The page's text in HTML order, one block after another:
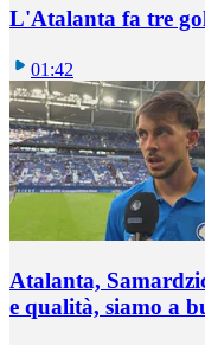
L'Atalanta fa tre
01:42
Atalanta,
e qualità, siamo a